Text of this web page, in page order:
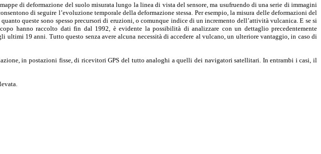
di deformazione del suolo misurata lungo la linea di vista del sensore, ma usufruendo di una serie di immagini
di seguire l’evoluzione temporale della deformazione stessa. Per esempio, la misura delle deformazioni del
queste sono spesso precursori di eruzioni, o comunque indice di un incremento dell’attività vulcanica. E se si
hanno raccolto dati fin dal 1992, è evidente la possibilità di analizzare con un dettaglio precedentemente
ultimi 19 anni. Tutto questo senza avere alcuna necessità di accedere al vulcano, un ulteriore vantaggio, in caso di
in postazioni fisse, di ricevitori GPS del tutto analoghi a quelli dei navigatori satellitari. In entrambi i casi, il